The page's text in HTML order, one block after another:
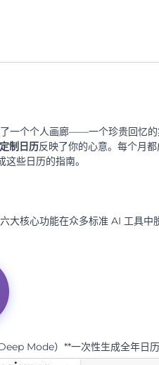
一个个人画廊——一个珍贵回忆
定制日历反映了你的心意。每个月
些日历的指南。
大核心功能在众多标准 AI 工具中
Mode）**一次性生成全年日